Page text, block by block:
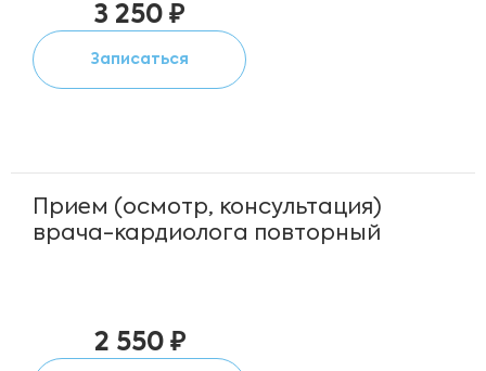
3 250 ₽
Записаться
Прием (осмотр, консультация)
врача-кардиолога повторный
2 550 ₽